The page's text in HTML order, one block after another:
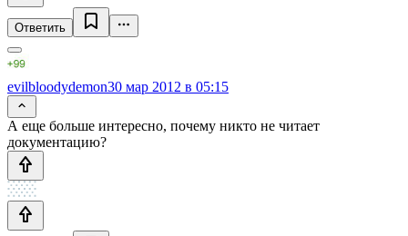
Ответить
evilbloodydemon30 мар 2012 в 05:15
А еще больше интересно, почему никто не читает
документацию?